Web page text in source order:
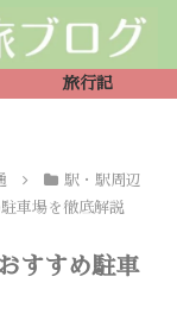
旅行記
駅・駅周辺
車場を徹底解説
すすめ駐車